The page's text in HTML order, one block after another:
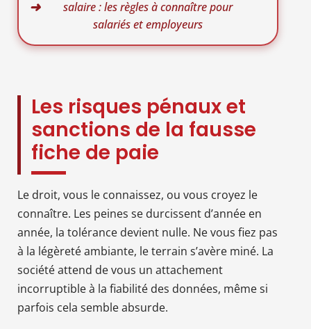
salaire : les règles à connaître pour
salariés et employeurs
Les risques pénaux et
sanctions de la fausse
fiche de paie
Le droit, vous le connaissez, ou vous croyez le
connaître. Les peines se durcissent d’année en
année, la tolérance devient nulle. Ne vous fiez pas
à la légèreté ambiante, le terrain s’avère miné. La
société attend de vous un attachement
incorruptible à la fiabilité des données, même si
parfois cela semble absurde.